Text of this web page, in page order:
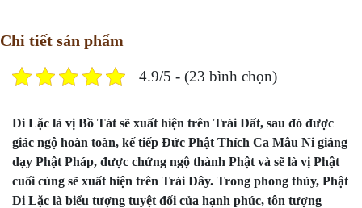
Chi tiết sản phẩm
4.9/5 - (23 bình chọn)
Di Lặc là vị Bồ Tát sẽ xuất hiện trên Trái Đất, sau đó được
giác ngộ hoàn toàn, kế tiếp Đức Phật Thích Ca Mâu Ni giảng
dạy Phật Pháp, được chứng ngộ thành Phật và sẽ là vị Phật
cuối cùng sẽ xuất hiện trên Trái Đây. Trong phong thủy, Phật
Di Lặc là biểu tượng tuyệt đối của hạnh phúc, tôn tượng